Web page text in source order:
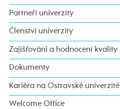
Partneři univerzity
Členství univerzity
Zajišťování a hodnocení kvality
Dokumenty
Kariéra na Ostravské univerzitě
Welcome Office